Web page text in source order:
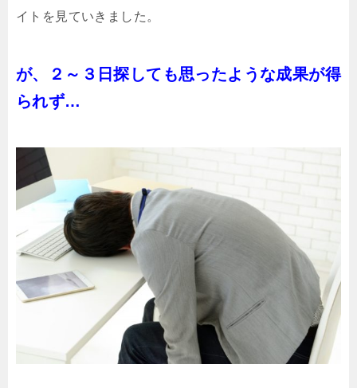
イトを見ていきました。
が、２～３日探しても思ったような成果が得
られず…